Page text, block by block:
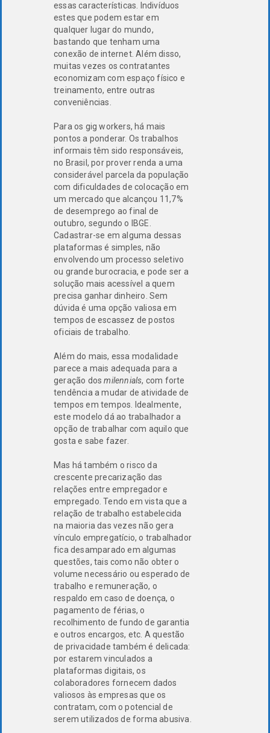
essas características. Indivíduos
estes que podem estar em
qualquer lugar do mundo,
bastando que tenham uma
conexão de internet. Além disso,
muitas vezes os contratantes
economizam com espaço físico e
treinamento, entre outras
conveniências.
Para os gig workers, há mais
pontos a ponderar. Os trabalhos
informais têm sido responsáveis,
no Brasil, por prover renda a uma
considerável parcela da população
com dificuldades de colocação em
um mercado que alcançou 11,7%
de desemprego ao final de
outubro, segundo o IBGE.
Cadastrar-se em alguma dessas
plataformas é simples, não
envolvendo um processo seletivo
ou grande burocracia, e pode ser a
solução mais acessível a quem
precisa ganhar dinheiro. Sem
dúvida é uma opção valiosa em
tempos de escassez de postos
oficiais de trabalho.
Além do mais, essa modalidade
parece a mais adequada para a
geração dosmilennials, com forte
tendência a mudar de atividade de
tempos em tempos. Idealmente,
este modelo dá ao trabalhador a
opção de trabalhar com aquilo que
gosta e sabe fazer.
Mas há também o risco da
crescente precarização das
relações entre empregador e
empregado. Tendo em vista que a
relação de trabalho estabelecida
na maioria das vezes não gera
vínculo empregatício, o trabalhador
fica desamparado em algumas
questões, tais como não obter o
volume necessário ou esperado de
trabalho e remuneração, o
respaldo em caso de doença, o
pagamento de férias, o
recolhimento de fundo de garantia
e outros encargos, etc. A questão
de privacidade também é delicada:
por estarem vinculados a
plataformas digitais, os
colaboradores fornecem dados
valiosos às empresas que os
contratam, com o potencial de
serem utilizados de forma abusiva.